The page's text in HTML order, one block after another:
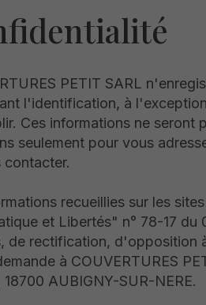
PETIT SARL
l'identification, à
Ces informations ne seront
seulement pour vous
contacter.
recueillies sur les
et Libertés" n° 78-17
de rectification, d'opposition
à COUVERTURES
18700 AUBIGNY-SUR-NERE.